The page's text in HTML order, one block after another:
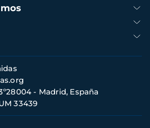
- Madrid, España
33439